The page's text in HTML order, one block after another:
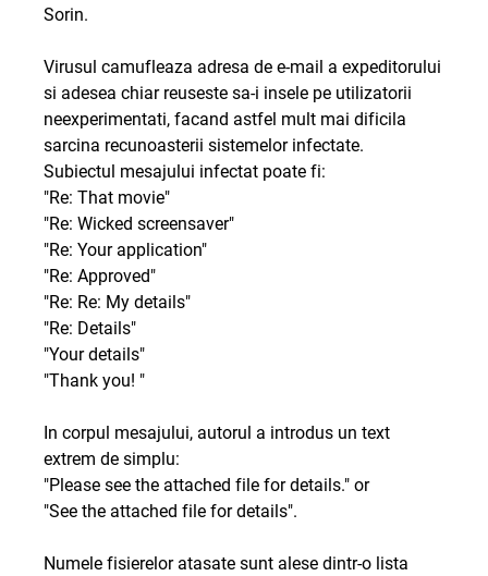
Sorin.
Virusul camufleaza adresa de e-mail a expeditorului
si adesea chiar reuseste sa-i insele pe utilizatorii
neexperimentati, facand astfel mult mai dificila
sarcina recunoasterii sistemelor infectate.
Subiectul mesajului infectat poate fi:
"Re: That movie"
"Re: Wicked screensaver"
"Re: Your application"
"Re: Approved"
"Re: Re: My details"
"Re: Details"
"Your details"
"Thank you! "
In corpul mesajului, autorul a introdus un text
extrem de simplu:
"Please see the attached file for details." or
"See the attached file for details".
Numele fisierelor atasate sunt alese dintr-o lista